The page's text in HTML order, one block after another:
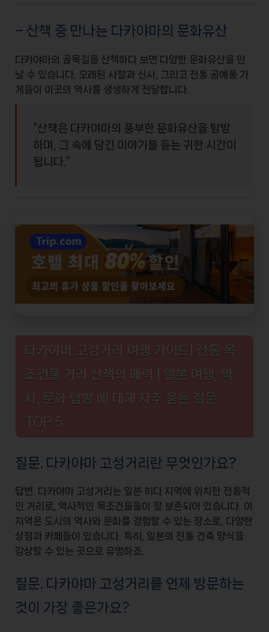
– 산책 중 만나는 다카야마의 문화유산
다카야마의 골목길을 산책하다 보면 다양한 문화유산을 만
날 수 있습니다. 오래된 사찰과 신사, 그리고 전통 공예품 가
게들이 이곳의 역사를 생생하게 전달합니다.
“산책은 다카야마의 풍부한 문화유산을 탐방
하며, 그 속에 담긴 이야기를 듣는 귀한 시간이
됩니다.”
다카야마 고성거리 여행 가이드| 전통 목
조건물 거리 산책의 매력 | 일본 여행, 역
사, 문화 탐방 에 대해 자주 묻는 질문
TOP 5
질문. 다카야마 고성거리란 무엇인가요?
답변. 다카야마 고성거리 는 일본 히다 지역에 위치한 전통적
인 거리로, 역사적인 목조건물들이 잘 보존되어 있습니다. 이
지역은 도시의 역사와 문화를 경험할 수 있는 장소로, 다양한
상점과 카페들이 있습니다. 특히, 일본의 전통 건축 양식을
감상할 수 있는 곳으로 유명하죠.
질문. 다카야마 고성거리를 언제 방문하는
것이 가장 좋은가요?